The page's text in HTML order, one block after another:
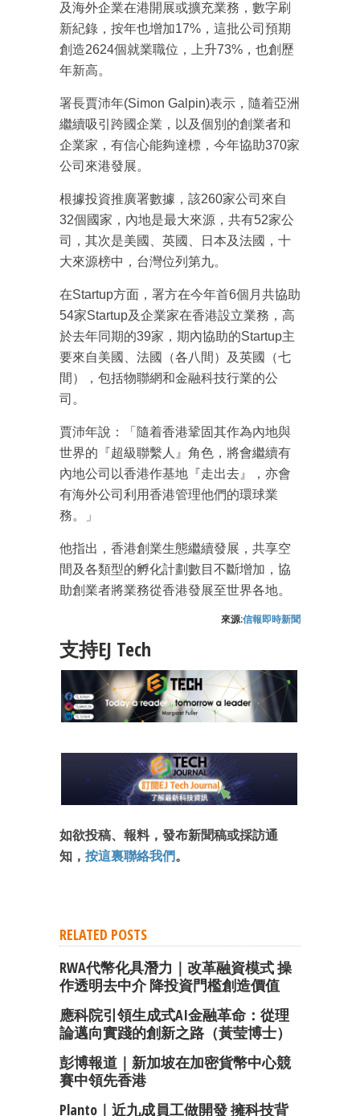
及海外企業在港開展或擴充業務，數字刷
新紀錄，按年也增加17%，這批公司預期
創造2624個就業職位，上升73%，也創歷
年新高。
署長賈沛年(Simon Galpin)表示，隨着亞洲
繼續吸引跨國企業，以及個別的創業者和
企業家，有信心能夠達標，今年協助370家
公司來港發展。
根據投資推廣署數據，該260家公司來自
32個國家，內地是最大來源，共有52家公
司，其次是美國、英國、日本及法國，十
大來源榜中，台灣位列第九。
在Startup方面，署方在今年首6個月共協助
54家Startup及企業家在香港設立業務，高
於去年同期的39家，期內協助的Startup主
要來自美國、法國（各八間）及英國（七
間），包括物聯網和金融科技行業的公
司。
賈沛年說：「隨着香港鞏固其作為內地與
世界的『超級聯繫人』角色，將會繼續有
內地公司以香港作基地『走出去』，亦會
有海外公司利用香港管理他們的環球業
務。」
他指出，香港創業生態繼續發展，共享空
間及各類型的孵化計劃數目不斷增加，協
助創業者將業務從香港發展至世界各地。
來源:信報即時新聞
支持EJ Tech
如欲投稿、報料，發布新聞稿或採訪通
知， 按這裏聯絡我們。
RELATED POSTS
RWA代幣化具潛力｜改革融資模式 操
作透明去中介 降投資門檻創造價值
應科院引領生成式AI金融革命：從理
論邁向實踐的創新之路（黃莹博士）
彭博報道｜新加坡在加密貨幣中心競
賽中領先香港
Planto｜近九成員工做開發 擁科技背
最新資訊（附創業懶人包）
箱！